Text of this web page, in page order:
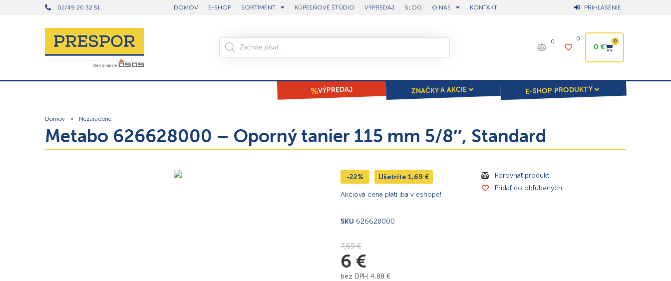
02/49 20 32 51 DOMOV E-SHOP SORTIMENT KÚPEĽŇOVÉ ŠTÚDIO VÝPREDAJ BLOG O NÁS KONTAKT PRIHLÁSENIE
0 0
0€
0
VÝPREDAJ ZNAČKY A AKCIE E-SHOP PRODUKTY
Domov » Nezaradené
Metabo 626628000 – Oporný tanier 115 mm 5/8″, Standard
-22% Ušetríte 1,69 €
Akciová cena platí iba v eshope!
SKU 626628000
Porovnať produkt
Pridať do obľúbených
7,69€
6 €
bez DPH 4,88 €